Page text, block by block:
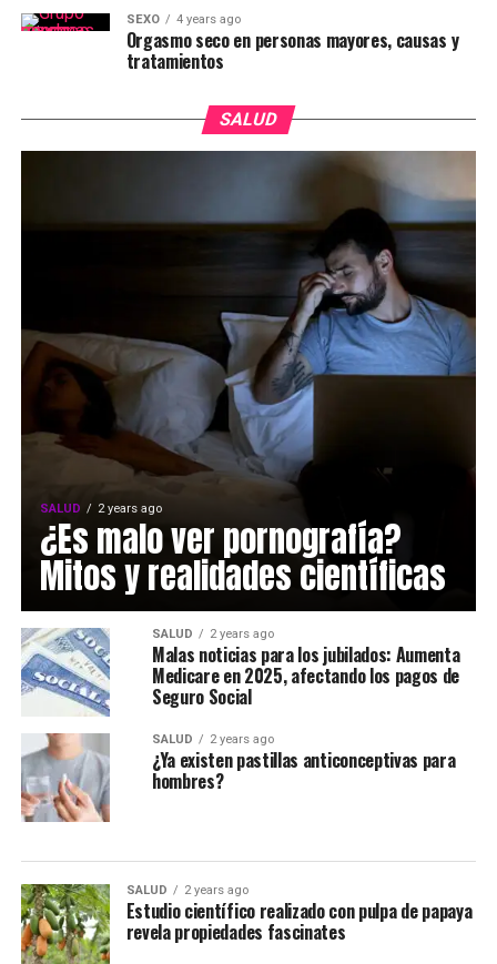
SEXO 4 years ago
Orgasmo seco en personas mayores, causas y
tratamientos
SALUD
SALUD 2 years ago
¿Es malo ver pornografía?
Mitos y realidades científicas
SALUD 2 years ago
Malas noticias para los jubilados: Aumenta
Medicare en 2025, afectando los pagos de
Seguro Social
SALUD 2 years ago
¿Ya existen pastillas anticonceptivas para
hombres?
SALUD 2 years ago
Estudio científico realizado con pulpa de papaya
revela propiedades fascinates